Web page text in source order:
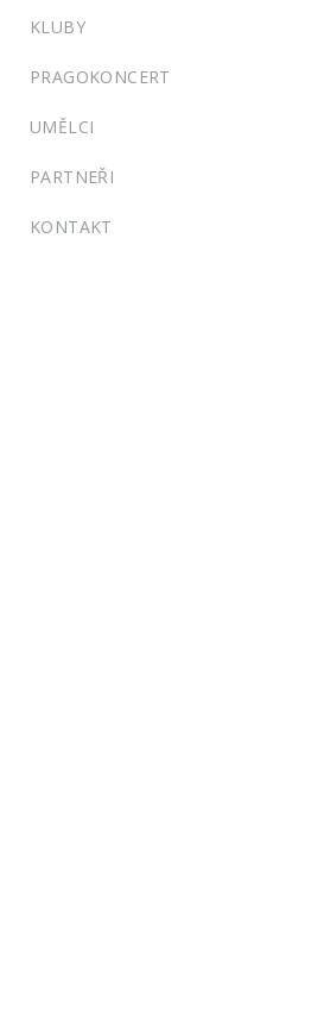
KLUBY
PRAGOKONCERT
UMĚLCI
PARTNEŘI
KONTAKT